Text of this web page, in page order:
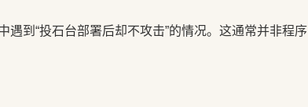
到“投石台部署后却不攻击”的情况。这通常并非程序